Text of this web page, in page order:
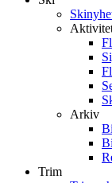
Arkiv
Trim